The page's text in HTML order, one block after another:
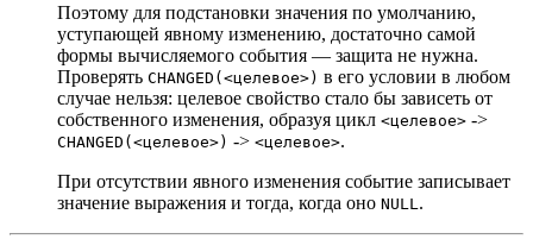
Поэтому для подстановки значения по умолчанию,
уступающей явному изменению, достаточно самой
формы вычисляемого события — защита не нужна.
Проверять CHANGED(<целевое>) в его условии в любом
случае нельзя: целевое свойство стало бы зависеть от
собственного изменения, образуя цикл <целевое> ->
CHANGED(<целевое>) -> <целевое>.
При отсутствии явного изменения событие записывает
значение выражения и тогда, когда оно NULL .